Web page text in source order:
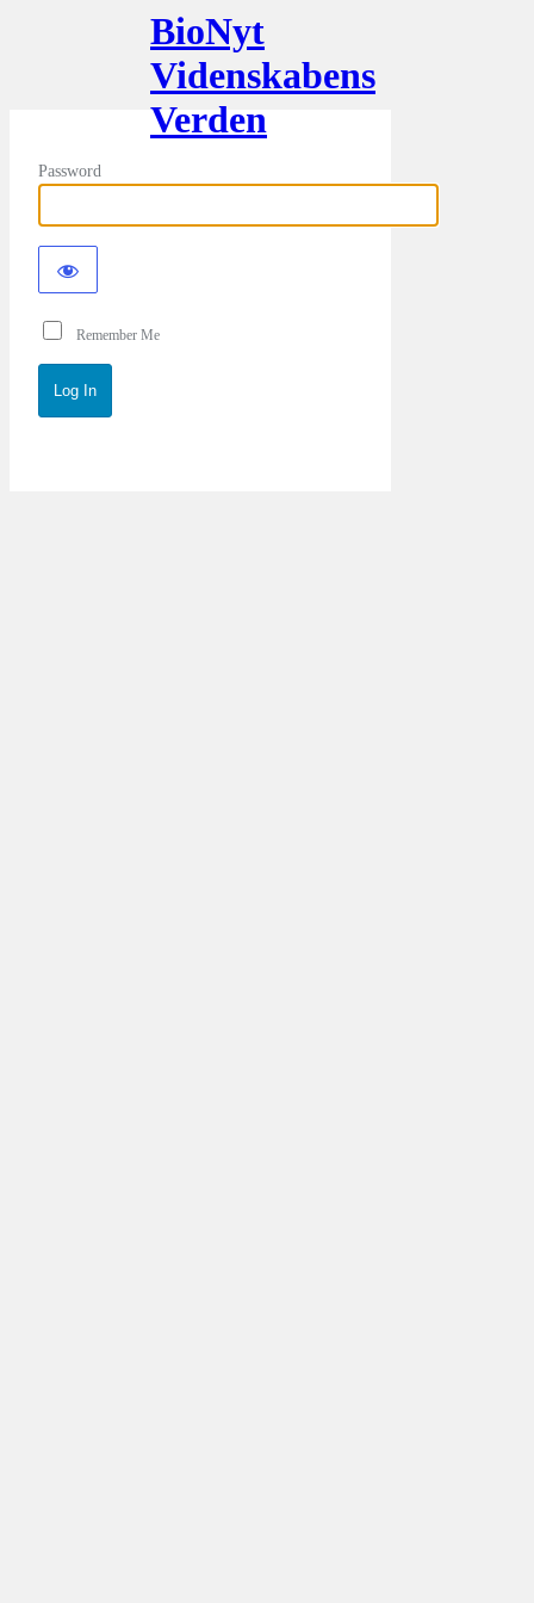
BioNyt
Videnskabens
Verden
Password
Remember Me